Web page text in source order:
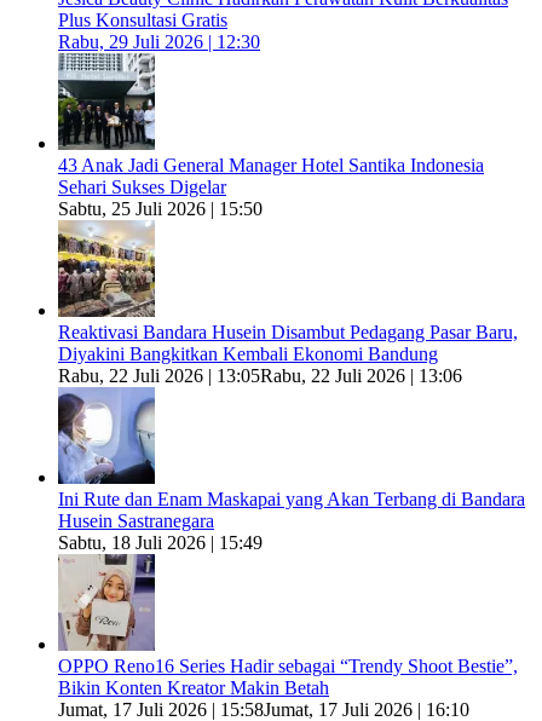
Plus Konsultasi Gratis
Rabu, 29 Juli 2026 | 12:30
43 Anak Jadi General Manager Hotel Santika Indonesia
Sehari Sukses Digelar
Sabtu, 25 Juli 2026 | 15:50
Reaktivasi Bandara Husein Disambut Pedagang Pasar Baru,
Diyakini Bangkitkan Kembali Ekonomi Bandung
Rabu, 22 Juli 2026 | 13:05Rabu, 22 Juli 2026 | 13:06
Ini Rute dan Enam Maskapai yang Akan Terbang di Bandara
Husein Sastranegara
Sabtu, 18 Juli 2026 | 15:49
OPPO Reno16 Series Hadir sebagai “Trendy Shoot Bestie”,
Bikin Konten Kreator Makin Betah
Jumat, 17 Juli 2026 | 15:58Jumat, 17 Juli 2026 | 16:10